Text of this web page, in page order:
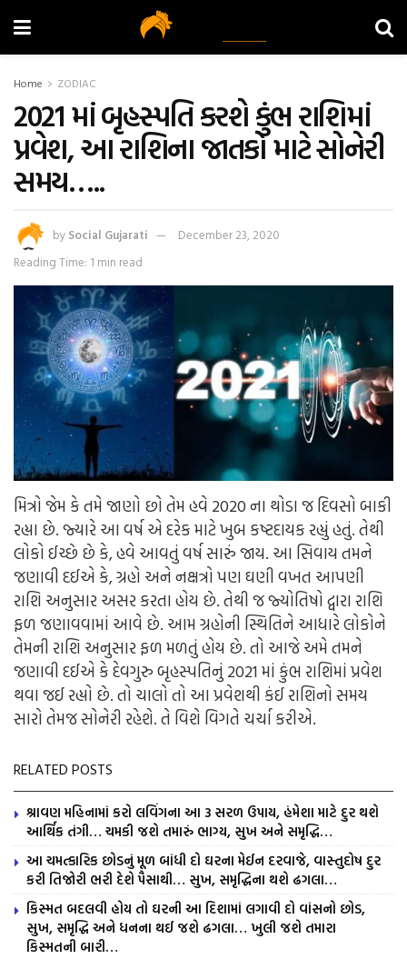
Home ZODIAC
2021 માં બૃહસ્પતિ કરશે કુંભ રાશિમાં
પ્રવેશ, આ રાશિના જાતકો માટે સોનેરી
સમય…..
by Social Gujarati
December 23, 2020
Reading Time: 1 min read
મિત્રો જેમ કે તમે જાણો છો તેમ હવે 2020 ના થોડા જ દિવસો બાકી
રહ્યા છે. જ્યારે આ વર્ષ એ દરેક માટે ખુબ કષ્ટદાયક રહ્યું હતું. તેથી
લોકો ઈચ્છે છે કે, હવે આવતું વર્ષ સારું જાય. આ સિવાય તમને
જણાવી દઈએ કે, ગ્રહો અને નક્ષત્રો પણ ઘણી વખત આપણી
રાશિ અનુસાર અસર કરતા હોય છે. તેથી જ જ્યોતિષો દ્વારા રાશિ
ફળ જણાવવામાં આવે છે. આમ ગ્રહોની સ્થિતિને આધારે લોકોને
તેમની રાશિ અનુસાર ફળ મળતું હોય છે. તો આજે અમે તમને
જણાવી દઈએ કે દેવગુરુ બૃહસ્પતિનું 2021 માં કુંભ રાશિમાં પ્રવેશ
થવા જઈ રહ્યો છે. તો ચાલો તો આ પ્રવેશથી કંઈ રાશિનો સમય
સારો તેમજ સોનેરી રહેશે. તે વિશે વિગતે ચર્ચા કરીએ.
RELATED POSTS
શ્રાવણ મહિનામાં કરો લવિંગના આ 3 સરળ ઉપાય, હંમેશા માટે દુર થશે
આર્થિક તંગી… ચમકી જશે તમારું ભાગ્ય, સુખ અને સમૃદ્ધિ…
આ ચમત્કારિક છોડનું મૂળ બાંધી દો ઘરના મેઈન દરવાજે, વાસ્તુદોષ દુર
કરી તિજોરી ભરી દેશે પૈસાથી… સુખ, સમૃદ્ધિના થશે ઢગલા…
કિસ્મત બદલવી હોય તો ઘરની આ દિશામાં લગાવી દો વાંસનો છોડ,
સુખ, સમૃદ્ધિ અને ધનના થઈ જશે ઢગલા… ખુલી જશે તમારા
કિસ્મતની બારી…